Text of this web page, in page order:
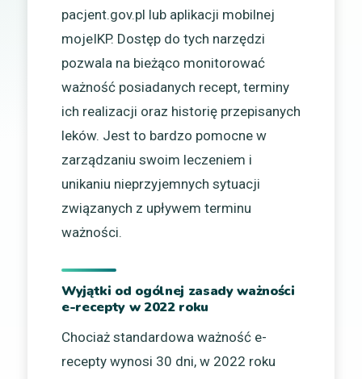
pacjent.gov.pl lub aplikacji mobilnej
mojeIKP. Dostęp do tych narzędzi
pozwala na bieżąco monitorować
ważność posiadanych recept, terminy
ich realizacji oraz historię przepisanych
leków. Jest to bardzo pomocne w
zarządzaniu swoim leczeniem i
unikaniu nieprzyjemnych sytuacji
związanych z upływem terminu
ważności.
Wyjątki od ogólnej zasady ważności
e-recepty w 2022 roku
Chociaż standardowa ważność e-
recepty wynosi 30 dni, w 2022 roku